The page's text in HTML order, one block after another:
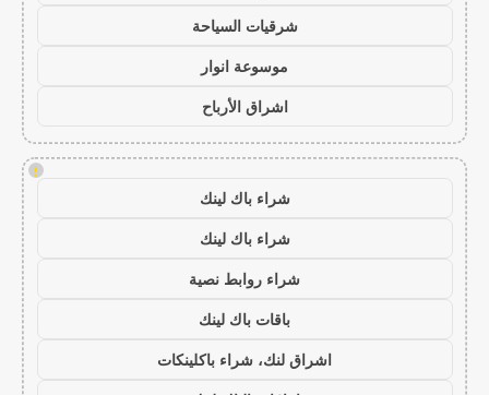
شرقيات السياحة
موسوعة انوار
اشراق الأرباح
!
شراء باك لينك
شراء باك لينك
شراء روابط نصية
باقات باك لينك
اشراق لنك، شراء باكلينكات